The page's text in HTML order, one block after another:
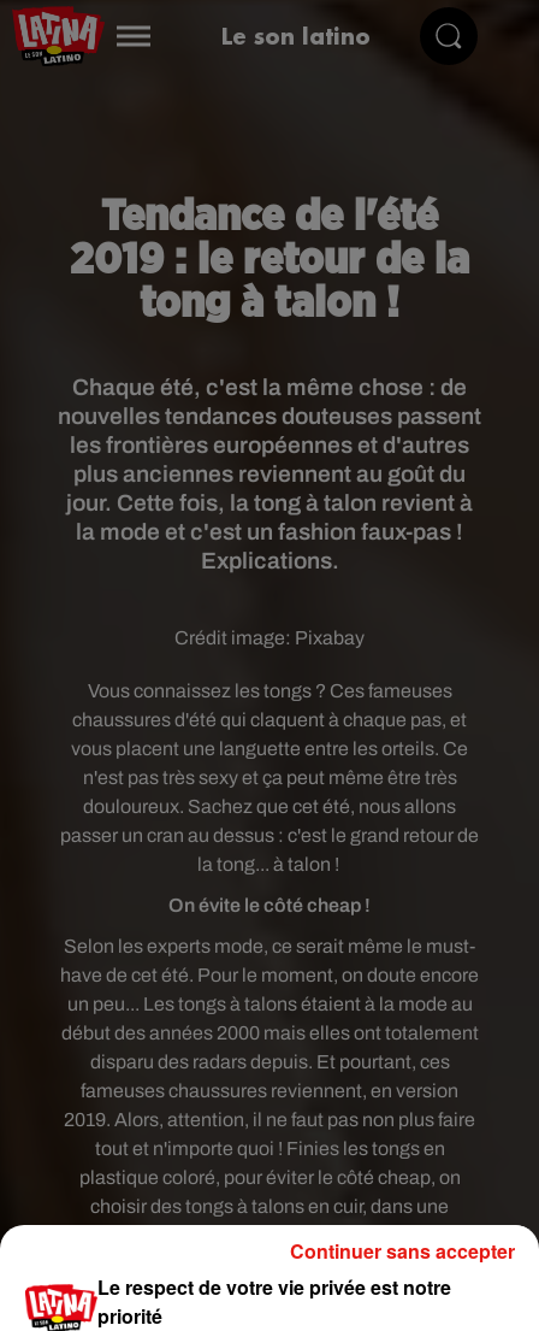
Le son latino
Tendance de l'été
2019 : le retour de la
tong à talon !
Chaque été, c'est la même chose : de
nouvelles tendances douteuses passent
les frontières européennes et d'autres
plus anciennes reviennent au goût du
jour. Cette fois, la tong à talon revient à
la mode et c'est un fashion faux-pas !
Explications.
Crédit image: Pixabay
Vous connaissez les tongs ? Ces fameuses
chaussures d'été qui claquent à chaque pas, et
vous placent une languette entre les orteils. Ce
n'est pas très sexy et ça peut même être très
douloureux. Sachez que cet été, nous allons
passer un cran au dessus : c'est le grand retour de
la tong... à talon !
On évite le côté cheap !
Selon les experts mode, ce serait même le must-
have de cet été. Pour le moment, on doute encore
un peu... Les tongs à talons étaient à la mode au
début des années 2000 mais elles ont totalement
disparu des radars depuis. Et pourtant, ces
fameuses chaussures reviennent, en version
2019. Alors, attention, il ne faut pas non plus faire
tout et n'importe quoi ! Finies les tongs en
plastique coloré, pour éviter le côté cheap, on
choisir des tongs à talons en cuir, dans une
Le respect de votre vie privée est notre
priorité
Continuer sans accepter